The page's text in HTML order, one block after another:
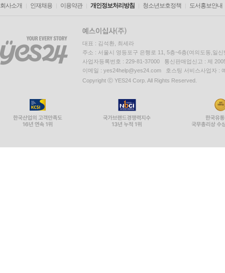
회사소개 인재채용 이용약관 개인정보처리방침 청소년보호정책 도서홍보안내
대표 : 김석환, 최세라
주소 : 서울시 영등포구 은행로 11, 5층~6층(여의도동,일신
사업자등록번호 : 229-81-37000 통신판매업신고 : 제
이메일 : yes24help@yes24.com 호스팅 서비스사업자 :
Copyright ⓒ YES24 Corp. All Rights Reserved.